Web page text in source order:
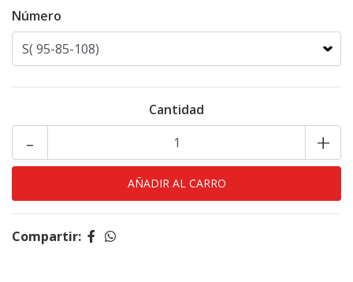
Número
Cantidad
+
-
Compartir: